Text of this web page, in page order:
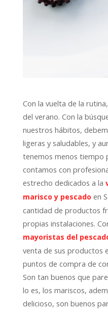
Con la vuelta de la
del verano. Con la
nuestros hábitos,
ligeras y saludables, y
tenemos menos tiempo
contamos con
estrecho dedicados a la
marisco y pescado en
cantidad de productos
propias instalaciones.
mayoristas del
venta de sus productos
puntos de compra de
Son tan buenos que
lo es, los mariscos,
delicioso, son buenos